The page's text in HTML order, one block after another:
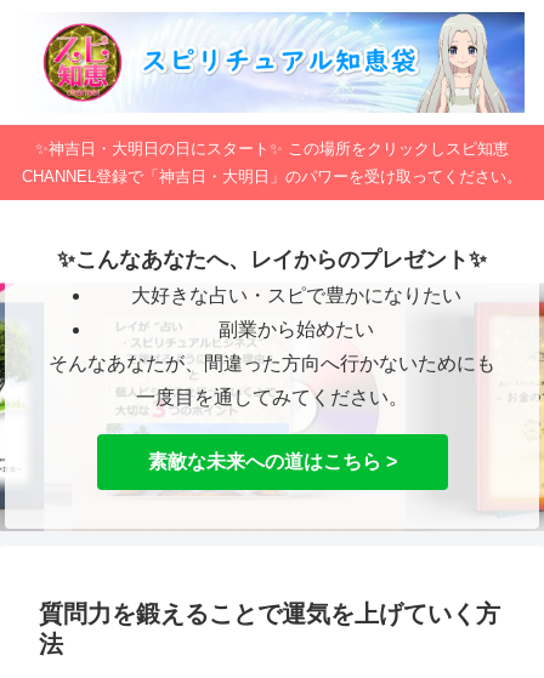
✨神吉日・大明日の日にスタート✨ この場所をクリックしスピ知恵
CHANNEL登録で「神吉日・大明日」のパワーを受け取ってください。
✨こんなあなたへ、レイからのプレゼント✨
大好きな占い・スピで豊かになりたい
副業から始めたい
そんなあなたが、間違った方向へ行かないためにも
一度目を通してみてください。
素敵な未来への道はこちら >
質問力を鍛えることで運気を上げていく方
法